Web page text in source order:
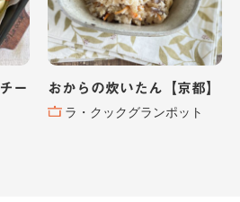
ー
おからの炊いたん【京都】
ラ・クックグランポット